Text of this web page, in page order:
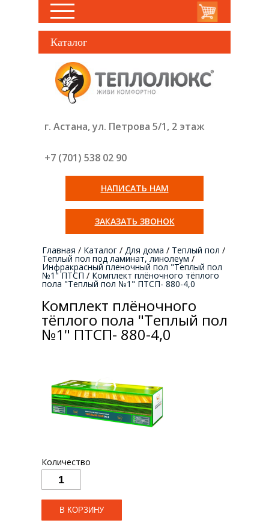
Каталог
г. Астана, ул. Петрова 5/1, 2 этаж
+7 (701) 538 02 90
НАПИСАТЬ НАМ
ЗАКАЗАТЬ ЗВОНОК
Главная / Каталог / Для дома / Теплый пол /
Теплый пол под ламинат, линолеум /
Инфракрасный пленочный пол "Теплый пол
№1" ПТСП / Комплект плёночного тёплого
пола "Теплый пол №1" ПТСП- 880-4,0
Комплект плёночного
тёплого пола "Теплый пол
№1" ПТСП- 880-4,0
Количество